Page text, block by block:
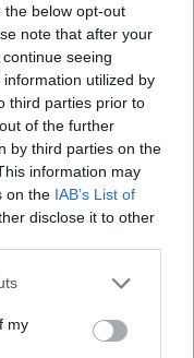
the below opt-out
note that after your
seeing
utilized by
third parties prior to
of the further
by third parties on the
information may
on the IAB’s List of
disclose it to other
one or more Google
You may click to
third-party tags to
my
2026
2026
il viaggio
2026 è utile
opzioni
prenotazione
meno battute per